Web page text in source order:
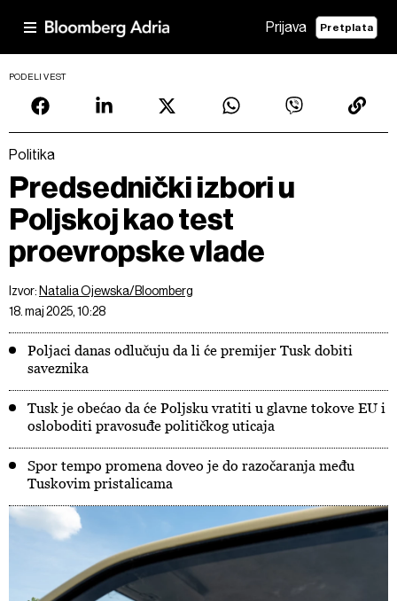
Prijava Pretplata
PODELI VEST
Politika
Predsednički izbori u
Poljskoj kao test
proevropske vlade
Izvor: Natalia Ojewska/Bloomberg
18. maj 2025, 10:28
Poljaci danas odlučuju da li će premijer Tusk dobiti
saveznika
Tusk je obećao da će Poljsku vratiti u glavne tokove EU i
osloboditi pravosuđe političkog uticaja
Spor tempo promena doveo je do razočaranja među
Tuskovim pristalicama